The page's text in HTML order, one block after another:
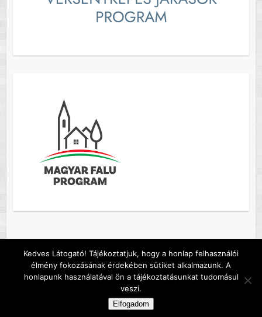
Copyright © 2026Szőc község honlapja . A sablont készítette:Colorlib
Működteti:WordPress
Default footer text
Kedves Látogató! Tájékoztatjuk, hogy a honlap felhasználói
élmény fokozásának érdekében sütiket alkalmazunk. A
honlapunk használatával ön a tájékoztatásunkat tudomásul
veszi.
Elfogadom